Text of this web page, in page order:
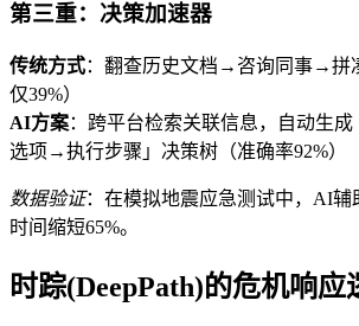
第三重：决策加速器
传统方式：翻查历史文档→咨询同事→拼
仅39%）
AI方案：跨平台检索关联信息，自动生
选项→执行步骤」决策树（准确率92%）
数据验证：在模拟地震应急测试中，AI辅
时间缩短65%。
时踪(DeepPath)的危机响应